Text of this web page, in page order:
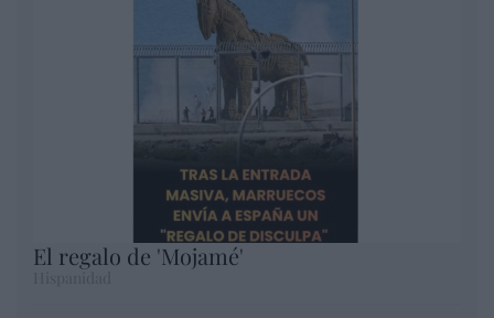
El regalo de 'Mojamé'